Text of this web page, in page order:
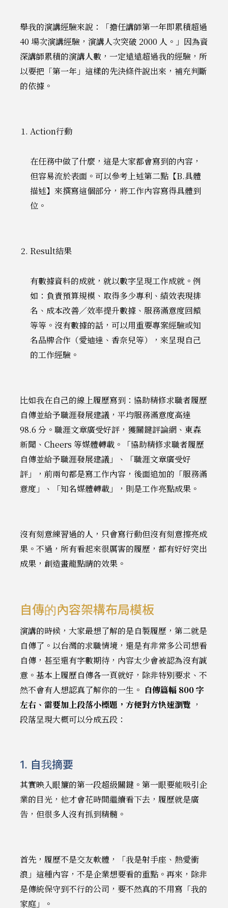
舉我的演講經驗來說：「擔任講師第一年即累積超過
40 場次演講經驗，演講人次突破 2000 人。」因為資
深講師累積的演講人數，一定遠遠超過我的經驗，所
以要把「第一年」這樣的先決條件說出來，補充判斷
的依據。
Action行動
在任務中做了什麼，這是大家都會寫到的內容，
但容易流於表面。可以參考上述第二點【B.具體
描述】來撰寫這個部分，將工作內容寫得具體到
位。
Result結果
有數據資料的成就，就以數字呈現工作成就。例
如：負責預算規模、取得多少專利、績效表現排
名、成本改善／效率提升數據、服務滿意度回饋
等等。沒有數據的話，可以用重要專案經驗或知
名品牌合作（愛迪達、香奈兒等），來呈現自己
的工作經驗。
比如我在自己的線上履歷寫到：協助精修求職者履歷
自傳並給予職涯發展建議，平均服務滿意度高達
98.6 分。職涯文章廣受好評，獲關鍵評論網、東森
新聞、Cheers 等媒體轉載。「協助精修求職者履歷
自傳並給予職涯發展建議」、「職涯文章廣受好
評」，前兩句都是寫工作內容，後面追加的「服務滿
意度」、「知名媒體轉載」，則是工作亮點成果。
沒有刻意練習過的人，只會寫行動但沒有刻意擦亮成
果。不過，所有看起來很厲害的履歷，都有好好突出
成果，創造畫龍點睛的效果。
自傳的內容架構布局模板
演講的時候，大家最想了解的是自製履歷，第二就是
自傳了。以台灣的求職情境，還是有非常多公司想看
自傳，甚至還有字數期待，內容太少會被認為沒有誠
意。基本上履歷自傳各一頁就好，除非特別要求、不
然不會有人想認真了解你的一生。 自傳篇幅 800 字
左右、需要加上段落小標題，方便對方快速瀏覽 ，
段落呈現大概可以分成五段：
1. 自我摘要
其實映入眼簾的第一段超級關鍵。第一眼要能吸引企
業的目光，他才會花時間繼續看下去，履歷就是廣
告，但很多人沒有抓到精髓。
首先，履歷不是交友軟體，「我是射手座、熱愛衝
浪」這種內容，不是企業想要看的重點。再來，除非
是傳統保守到不行的公司，要不然真的不用寫「我的
家庭」。